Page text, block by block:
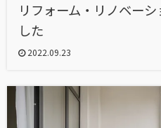
リフォーム・リノベー
した
2022.09.23